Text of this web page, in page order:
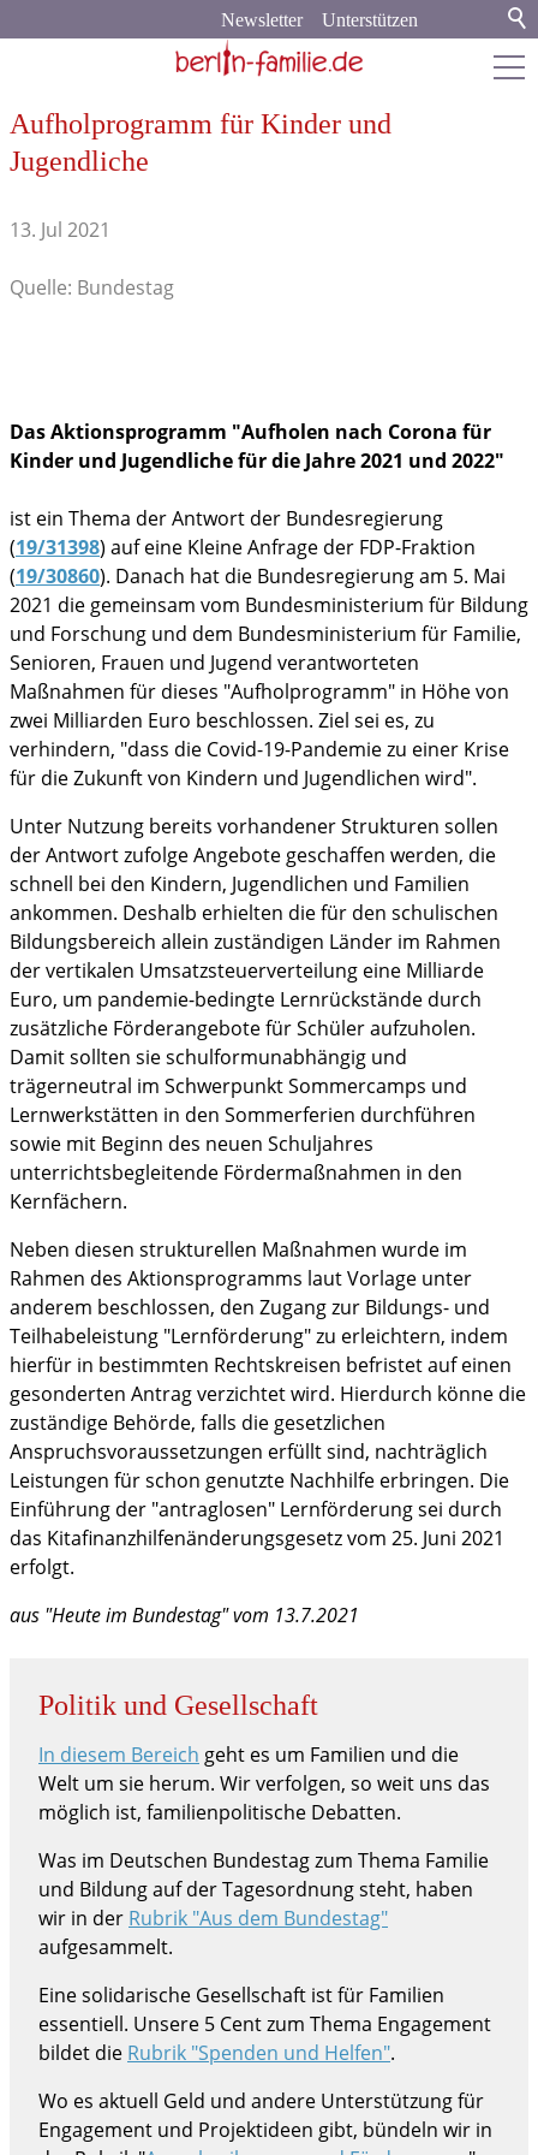
Unterstützen
Newsletter
berlin-familie.de
Spenden und Helfen
Ausschreibungen & Förderungen
Familienleben
im Notfall
Aufholprogramm für Kinder und
Jugendliche
13. Jul 2021
Quelle: Bundestag
Das Aktionsprogramm "Aufholen nach Corona für
Kinder und Jugendliche für die Jahre 2021 und 2022"
ist ein Thema der Antwort der Bundesregierung
(19/31398) auf eine Kleine Anfrage der FDP-Fraktion
(19/30860). Danach hat die Bundesregierung am 5. Mai
2021 die gemeinsam vom Bundesministerium für Bildung
und Forschung und dem Bundesministerium für Familie,
Senioren, Frauen und Jugend verantworteten
Maßnahmen für dieses "Aufholprogramm" in Höhe von
zwei Milliarden Euro beschlossen. Ziel sei es, zu
verhindern, "dass die Covid-19-Pandemie zu einer Krise
für die Zukunft von Kindern und Jugendlichen wird".
Unter Nutzung bereits vorhandener Strukturen sollen
der Antwort zufolge Angebote geschaffen werden, die
schnell bei den Kindern, Jugendlichen und Familien
ankommen. Deshalb erhielten die für den schulischen
Bildungsbereich allein zuständigen Länder im Rahmen
der vertikalen Umsatzsteuerverteilung eine Milliarde
Euro, um pandemie-bedingte Lernrückstände durch
zusätzliche Förderangebote für Schüler aufzuholen.
Damit sollten sie schulformunabhängig und
trägerneutral im Schwerpunkt Sommercamps und
Lernwerkstätten in den Sommerferien durchführen
sowie mit Beginn des neuen Schuljahres
unterrichtsbegleitende Fördermaßnahmen in den
Kernfächern.
Neben diesen strukturellen Maßnahmen wurde im
Rahmen des Aktionsprogramms laut Vorlage unter
anderem beschlossen, den Zugang zur Bildungs- und
Teilhabeleistung "Lernförderung" zu erleichtern, indem
hierfür in bestimmten Rechtskreisen befristet auf einen
gesonderten Antrag verzichtet wird. Hierdurch könne die
zuständige Behörde, falls die gesetzlichen
Anspruchsvoraussetzungen erfüllt sind, nachträglich
Leistungen für schon genutzte Nachhilfe erbringen. Die
Einführung der "antraglosen" Lernförderung sei durch
das Kitafinanzhilfenänderungsgesetz vom 25. Juni 2021
erfolgt.
aus "Heute im Bundestag" vom 13.7.2021
Politik und Gesellschaft
In diesem Bereich geht es um Familien und die
Welt um sie herum. Wir verfolgen, so weit uns das
möglich ist, familienpolitische Debatten.
Was im Deutschen Bundestag zum Thema Familie
und Bildung auf der Tagesordnung steht, haben
wir in der Rubrik "Aus dem Bundestag"
aufgesammelt.
Eine solidarische Gesellschaft ist für Familien
essentiell. Unsere 5 Cent zum Thema Engagement
bildet die Rubrik "Spenden und Helfen".
Wo es aktuell Geld und andere Unterstützung für
Engagement und Projektideen gibt, bündeln wir in